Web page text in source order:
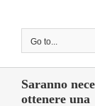
Go to...
Saranno
ottenere una